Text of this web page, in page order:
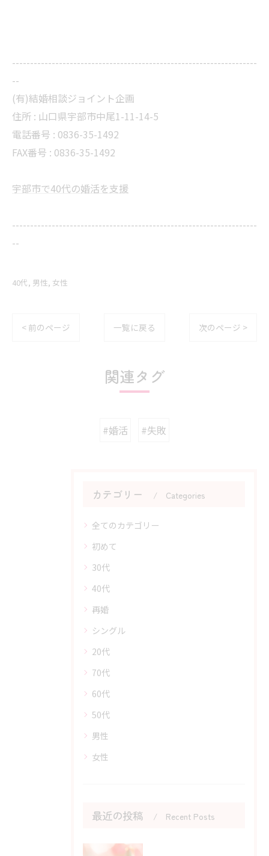
--------------------------------------------------------------------
--
(有)結婚相談ジョイント企画
住所 : 山口県宇部市中尾1-11-14-5
電話番号 : 0836-35-1492
FAX番号 : 0836-35-1492
宇部市で40代の婚活を支援
--------------------------------------------------------------------
--
40代 男性 女性
< 前のページ 一覧に戻る 次のページ >
関連タグ
#婚活 #失敗
カテゴリー Categories
全てのカテゴリー
初めて
30代
40代
再婚
シングル
20代
70代
60代
50代
男性
女性
最近の投稿 Recent Posts